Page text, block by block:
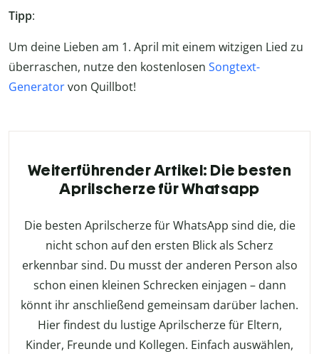
Tipp:
Um deine Lieben am 1. April mit einem witzigen Lied zu
überraschen, nutze den kostenlosen Songtext-
Generatorvon Quillbot!
Weiterführender Artikel: Die besten
Aprilscherze für Whatsapp
Die besten Aprilscherze für WhatsApp sind die, die
nicht schon auf den ersten Blick als Scherz
erkennbar sind. Du musst der anderen Person also
schon einen kleinen Schrecken einjagen – dann
könnt ihr anschließend gemeinsam darüber lachen.
Hier findest du lustige Aprilscherze für Eltern,
Kinder, Freunde und Kollegen. Einfach auswählen,